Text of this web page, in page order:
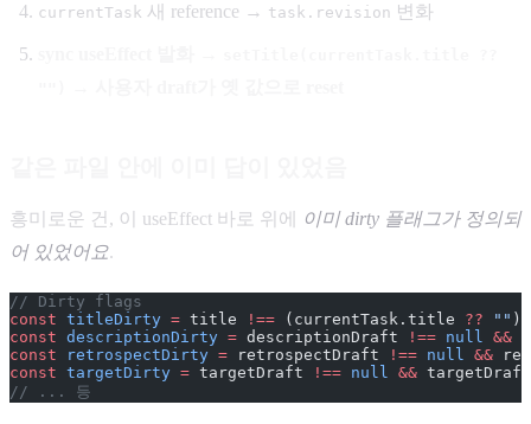
currentTask 새 reference → task.revision 변화
흥미로운 건, 이 useEffect 바로 위에
이미 dirty 플래그가 정의되
어 있었어요.
// Dirty flags
const titleDirty = title !== (currentTask.title ?? "" );
const descriptionDirty = descriptionDraft !== null &&
const retrospectDirty = retrospectDraft !== null &&
const targetDirty = targetDraft !== null &&
// ... 등